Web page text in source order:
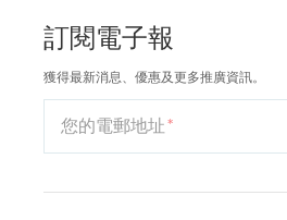
訂閱電子報
獲得最新消息、優惠及更多推廣資訊。
您的電郵地址